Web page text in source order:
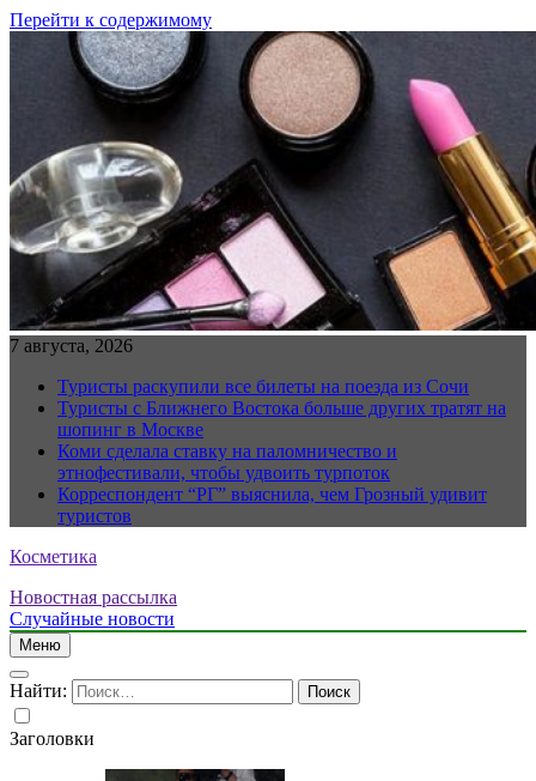
Перейти к содержимому
7 августа, 2026
Туристы раскупили все билеты на поезда из Сочи
Туристы с Ближнего Востока больше других тратят на
шопинг в Москве
Коми сделала ставку на паломничество и
этнофестивали, чтобы удвоить турпоток
Корреспондент “РГ” выяснила, чем Грозный удивит
туристов
Косметика
Новостная рассылка
Случайные новости
Меню
Найти:
Заголовки